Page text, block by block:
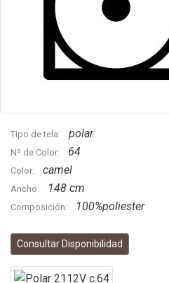
Tipo de tela: polar
Nº de Color: 64
Color: camel
Ancho: 148 cm
Composición: 100%poliester
Consultar Disponibilidad